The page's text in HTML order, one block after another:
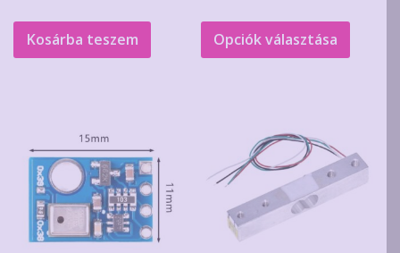
Kosárba teszem
-
1.250Ft
Opciók választása
Ennek
A